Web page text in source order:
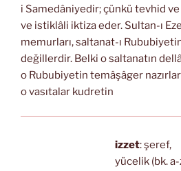
i Samedâniyedir; çünkü tevhid
ve istiklâli iktiza eder. Sultan-ı
memurları, saltanat-ı
değillerdir. Belki o saltanatın
o Rububiyetin temâşâger
o vasıtalar kudretin
izzet: şeref,
yücelik (bk.